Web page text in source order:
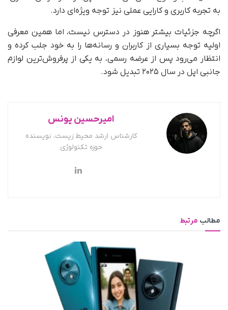
به تجربه کاربری و کارایی عملی نیز توجه ویژه‌ای دارد.
اگرچه جزئیات بیشتر هنوز در دسترس نیست، اما همین معرفی
اولیه توجه بسیاری از کاربران و رسانه‌ها را به خود جلب کرده و
انتظار می‌رود پس از عرضه رسمی، به یکی از پرفروش‌ترین لوازم
جانبی اپل در سال ۲۰۲۵ تبدیل شود.
امیرحسین یونس
کارشناس ارشد محیط زیست، نویسنده
حوزه تکنولوژی
مطالب مرتبط